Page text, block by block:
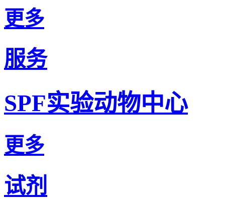
更多
服务
SPF实验动物中心
更多
试剂